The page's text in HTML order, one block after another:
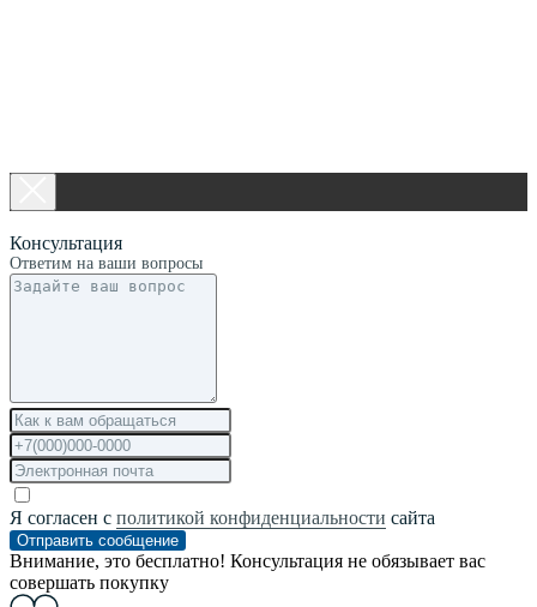
Консультация
Ответим на ваши вопросы
Я согласен с политикой конфиденциальности сайта
Отправить сообщение
Внимание, это бесплатно! Консультация не обязывает вас
совершать покупку